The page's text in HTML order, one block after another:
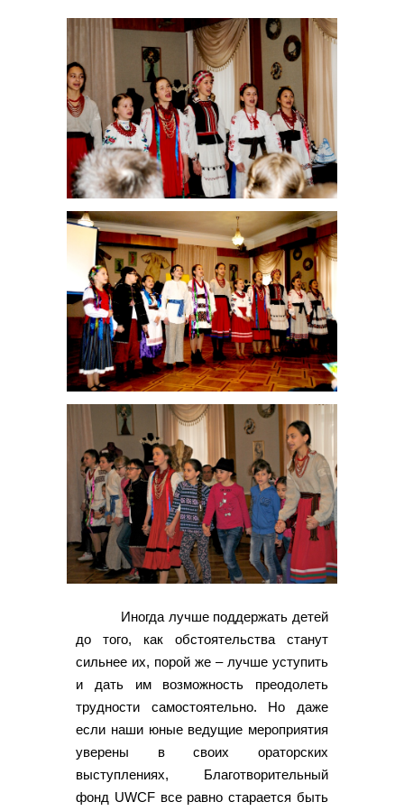
Иногда лучше поддержать детей
до того, как обстоятельства станут
сильнее их, порой же – лучше уступить
и дать им возможность преодолеть
трудности самостоятельно. Но даже
если наши юные ведущие мероприятия
уверены в своих ораторских
выступлениях, Благотворительный
фонд UWCF все равно старается быть